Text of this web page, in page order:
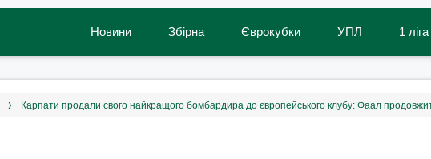
Новини Збірна Єврокубки УПЛ 1 ліга